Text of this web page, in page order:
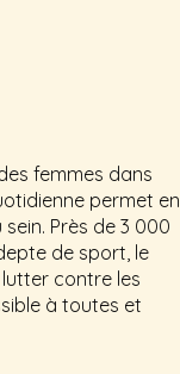
femmes dans
permet en
Près de 3 000
de sport, le
contre les
à toutes et